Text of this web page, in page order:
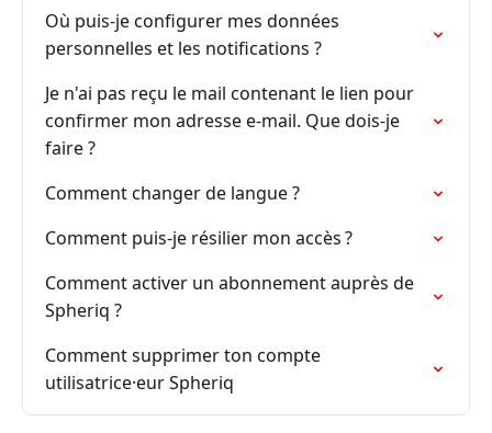
Où puis-je configurer mes données
personnelles et les notifications ?
Je n'ai pas reçu le mail contenant le lien pour
confirmer mon adresse e-mail. Que dois-je
faire ?
Comment changer de langue ?
Comment puis-je résilier mon accès ?
Comment activer un abonnement auprès de
Spheriq ?
Comment supprimer ton compte
utilisatrice·eur Spheriq